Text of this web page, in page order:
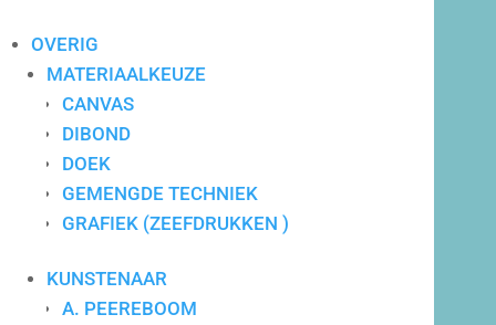
OVERIG
MATERIAALKEUZE
CANVAS
DIBOND
DOEK
GEMENGDE TECHNIEK
GRAFIEK (ZEEFDRUKKEN )
KUNSTENAAR
A. PEEREBOOM